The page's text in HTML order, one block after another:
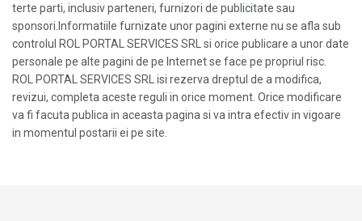
terte parti, inclusiv parteneri, furnizori de publicitate sau
sponsori.Informatiile furnizate unor pagini externe nu se afla sub
controlul ROL PORTAL SERVICES SRL si orice publicare a unor date
personale pe alte pagini de pe Internet se face pe propriul risc.
ROL PORTAL SERVICES SRL isi rezerva dreptul de a modifica,
revizui, completa aceste reguli in orice moment. Orice modificare
va fi facuta publica in aceasta pagina si va intra efectiv in vigoare
in momentul postarii ei pe site.